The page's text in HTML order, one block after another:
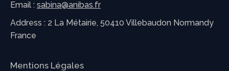
Email : sabina@anibas.fr
Address : 2 La Métairie, 50410 Villebaudon Normandy
France
Mentions Légales